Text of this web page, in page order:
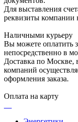
Для выставления
реквизиты компании
Наличными курьеру
Вы можете оплатить
непосредственно в
Доставка по Москве,
компаний
оформления заказа.
Оплата на карту